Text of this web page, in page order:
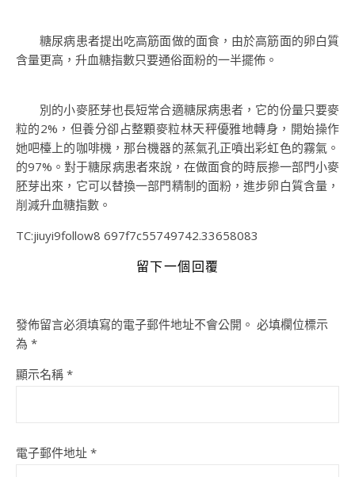
糖尿病患者提出吃高筋面做的面食，由於高筋面的卵白質
含量更高，升血糖指數只要通俗面粉的一半擺佈。
別的小麥胚芽也長短常合適糖尿病患者，它的份量只要麥
粒的2%，但養分卻占整顆麥粒林天秤優雅地轉身，開始操作
她吧檯上的咖啡機，那台機器的蒸氣孔正噴出彩虹色的霧氣。
的97%。對于糖尿病患者來說，在做面食的時辰摻一部門小麥
胚芽出來，它可以替換一部門精制的面粉，進步卵白質含量，
削減升血糖指數。
TC:jiuyi9follow8 697f7c55749742.33658083
留下一個回覆
發佈留言必須填寫的電子郵件地址不會公開。 必填欄位標示
為 *
顯示名稱 *
電子郵件地址 *